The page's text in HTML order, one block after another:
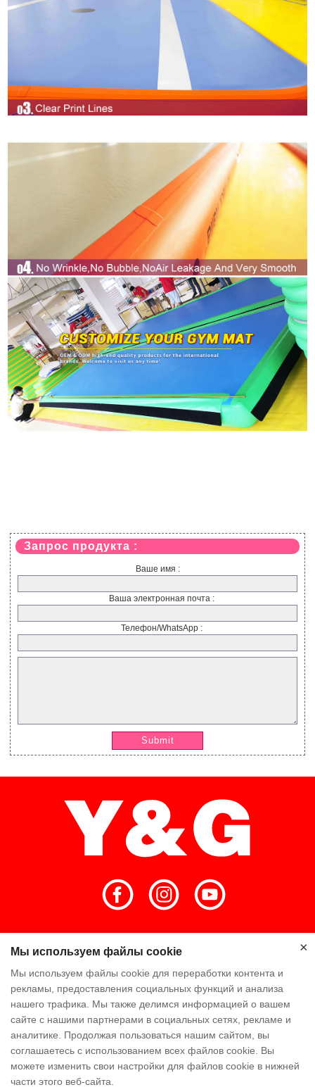
Запрос продукта :
Ваше имя :
Ваша электронная почта :
Телефон/WhatsApp :
Submit
× Команда Y & G Компания Y & G
Посещение завода
Часто задаваемые вопросы Знание
Контакт Нас
Мы используем файлы cookie
Мы используем файлы cookie для переработки контента и
рекламы, предоставления социальных функций и анализа
нашего трафика. Мы также делимся информацией о вашем
сайте с нашими партнерами в социальных сетях, рекламе и
аналитике. Продолжая пользоваться нашим сайтом, вы
соглашаетесь с использованием всех файлов cookie. Вы
можете изменить свои настройки для файлов cookie в нижней
части этого веб-сайта.
×